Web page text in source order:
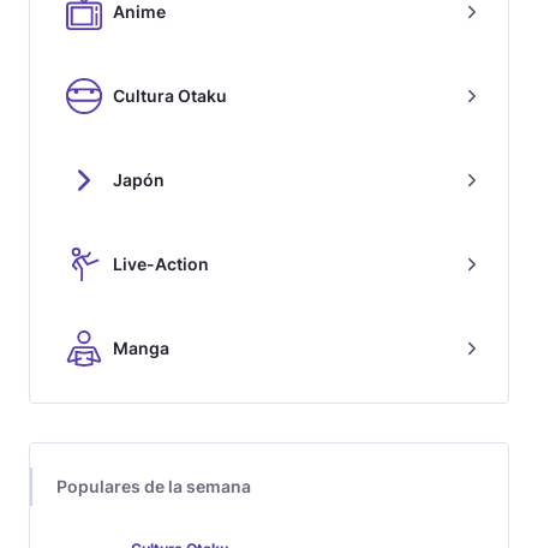
Anime
Cultura Otaku
Japón
Live-Action
Manga
Populares de la semana